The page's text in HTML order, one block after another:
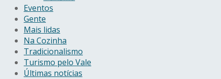
Eventos
Gente
Mais lidas
Na Cozinha
Tradicionalismo
Turismo pelo Vale
Últimas notícias